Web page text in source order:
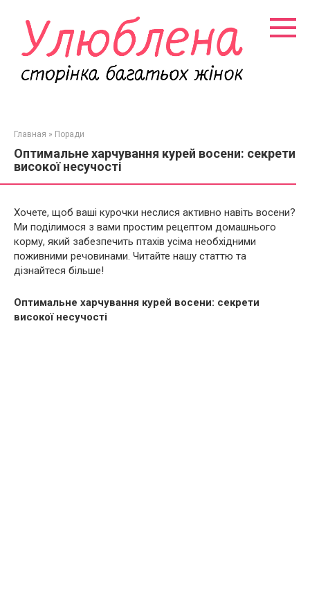
контенту
Главная » Поради
Оптимальне харчування курей восени: секрети
високої несучості
Хочете, щоб ваші курочки неслися активно навіть восени?
Ми поділимося з вами простим рецептом домашнього
корму, який забезпечить птахів усіма необхідними
поживними речовинами. Читайте нашу статтю та
дізнайтеся більше!
Оптимальне харчування курей восени: секрети
високої несучості